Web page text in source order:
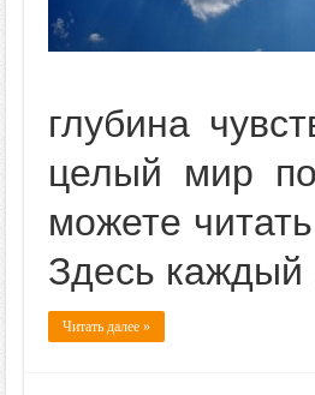
глубина
целый мир
можете
Здесь каждый
Читать далее »